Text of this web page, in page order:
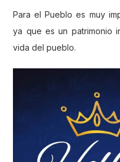
Para el Pueblo es muy
ya que es un patrimonio
vida del pueblo.